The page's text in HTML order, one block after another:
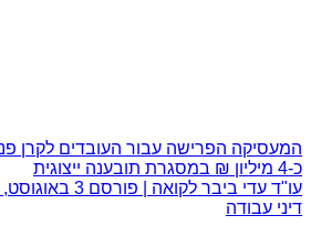
המעסיקה הפרישה עבור העובדים לקרן
כ-4 מיליון ₪ במסגרת תובענה ייצוגית
עו"ד עדי ביבר לקואה | פורסם 3 באוגוסט, 2026
דיני עבודה